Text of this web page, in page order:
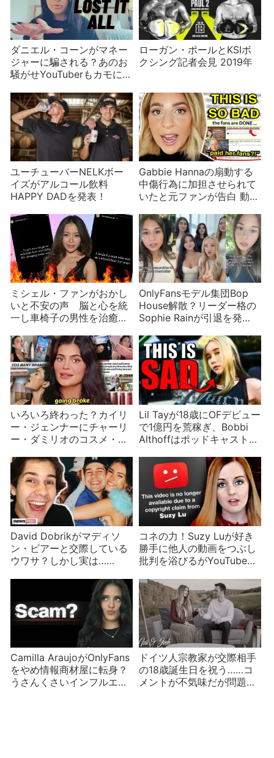
ダニエル・コーンがマネー
ジャーに騙される？あのお
騒がせYouTuberもカモにさ
ローガン・ポールとKSIボ
クシング記者会見 2019年
ユーチューバーNELKボー
イズがアルコール飲料
HAPPY DADを発表！
Gabbie Hannaの扇動する
中傷行為に加担させられて
いたと元ファンが告白 動画
ミシェル・ファンがおかし
いと不安の声 脳と心を統
一し車椅子の男性を治癒し
OnlyFansモデル集団Bop
House解散？リーダー格の
Sophie Rainが引退を発
いろいろ終わった？カイリ
ー・ジェンナーにチャーリ
ー・ダミリオのコスメ・ア
Lil Tayが18歳にOFデビュー
で1億円を荒稼ぎ、Bobbi
Althoffはポッドキャストを
YouTuber
David Dobrikがマディソ
ン・ビアーと交際している
ウワサ？しかし実は……
コネの力！Suzy Luが好き
勝手に他人の動画をつぶし
批判を浴びるがYouTubeは
Camilla AraujoがOnlyFans
をやめ情報商材屋に転身？
うさんくさいインフルエン
ドイツ人宗教家が交際相手
の18歳誕生日を祝う……コ
メントが不気味だが問題は